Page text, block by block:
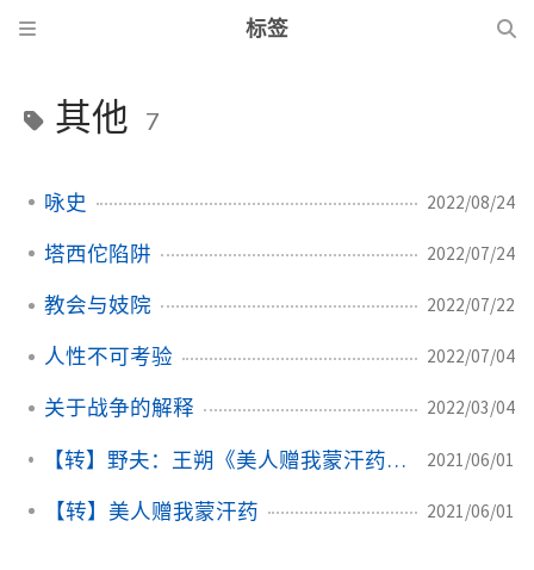
标签
其他 7
咏史 2022/08/24
塔西佗陷阱 2022/07/24
教会与妓院 2022/07/22
人性不可考验 2022/07/04
关于战争的解释 2022/03/04
【转】野夫：王朔《美人赠我蒙汗药》写作出版真相 2021/06/01
【转】美人赠我蒙汗药 2021/06/01